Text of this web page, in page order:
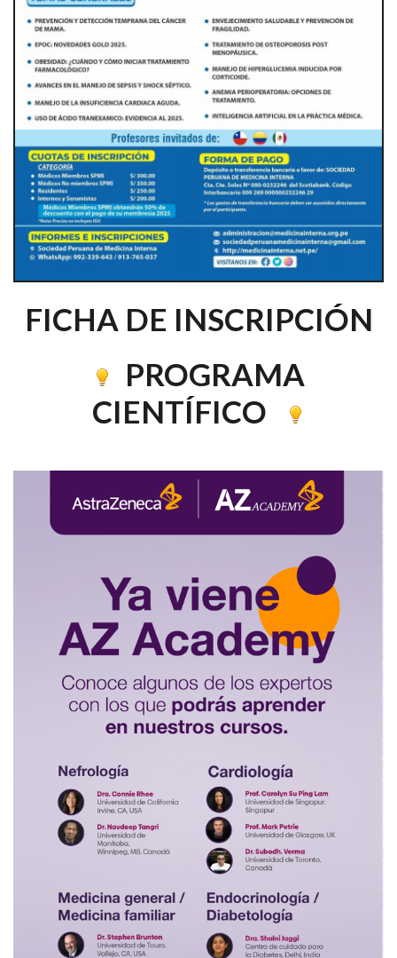
FICHA DE INSCRIPCIÓN
PROGRAMA
CIENTÍFICO